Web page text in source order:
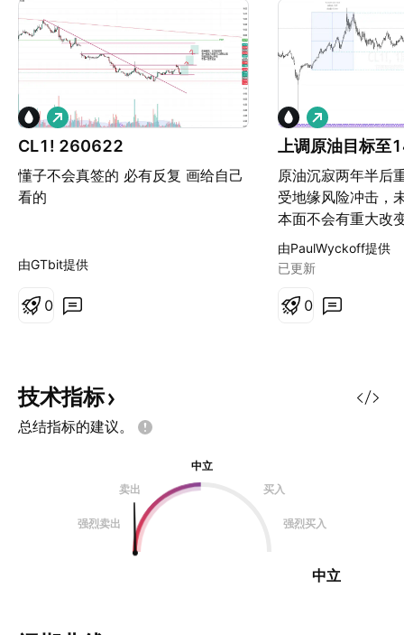
CL1! 260622
懂子不会真签的 必有反复 画给自己
看的
做
多
由GTbit提供
0
上调原油目标至
原油沉寂两年半后
受地缘风险冲击，
本面不会有重大改
到140，中间一定
波拉升，抓主升浪
做
多
由PaulWyckoff提供
已更新
0
技术指标
总结指标的建议。
中立
卖出
买入
强烈卖出 强烈买入
中立